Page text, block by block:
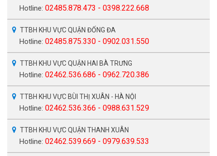
Hotline: 02485.878.473 - 0398.222.668
TTBH KHU VỰC QUẬN ĐỐNG ĐA
Hotline: 02485.875.330 - 0902.031.550
TTBH KHU VỰC QUẬN HAI BÀ TRƯNG
Hotline: 02462.536.686 - 0962.720.386
TTBH KHU VỰC BÙI THỊ XUÂN - HÀ NỘI
Hotline: 02462.536.366 - 0988.631.529
TTBH KHU VỰC QUẬN THANH XUÂN
Hotline: 02462.539.669 - 0979.639.533